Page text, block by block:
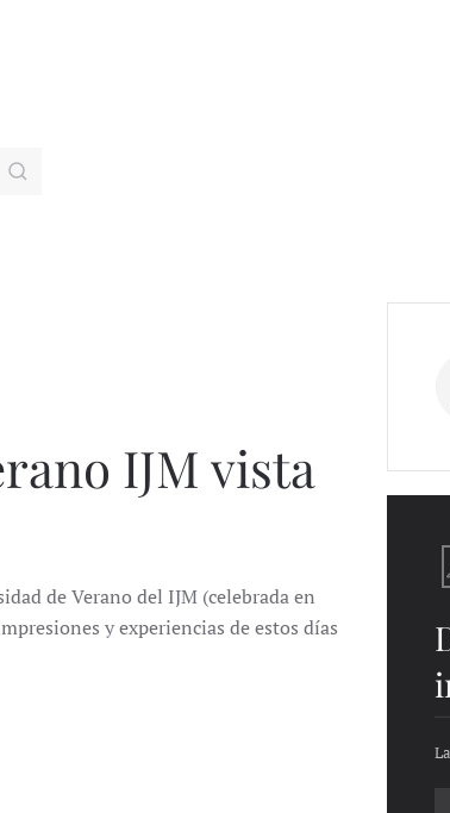
IJM vista
de Verano del IJM (celebrada en
y experiencias de estos días